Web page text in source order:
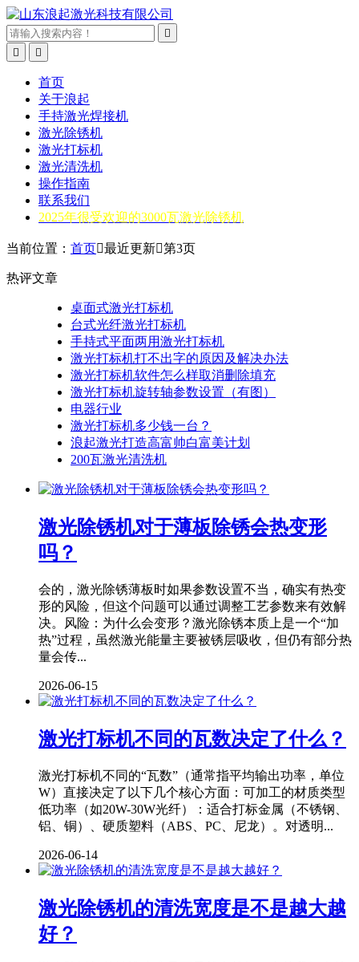



首页
关于浪起
手持激光焊接机
激光除锈机
激光打标机
激光清洗机
操作指南
联系我们
2025年很受欢迎的3000瓦激光除锈机
当前位置： 首页最近更新第3页
热评文章
桌面式激光打标机
台式光纤激光打标机
手持式平面两用激光打标机
激光打标机打不出字的原因及解决办法
激光打标机软件怎么样取消删除填充
激光打标机旋转轴参数设置（有图）
电器行业
激光打标机多少钱一台？
浪起激光打造高富帅白富美计划
200瓦激光清洗机
激光除锈机对于薄板除锈会热变形
吗？
会的，激光除锈薄板时如果参数设置不当，确实有热变
形的风险，但这个问题可以通过调整工艺参数来有效解
决。风险：为什么会变形？激光除锈本质上是一个“加
热”过程，虽然激光能量主要被锈层吸收，但仍有部分热
量会传...
2026-06-15
激光打标机不同的瓦数决定了什么？
激光打标机不同的“瓦数”（通常指平均输出功率，单位
W）直接决定了以下几个核心方面：可加工的材质类型
低功率（如20W-30W光纤）：适合打标金属（不锈钢、
铝、铜）、硬质塑料（ABS、PC、尼龙）。对透明...
2026-06-14
激光除锈机的清洗宽度是不是越大越
好？